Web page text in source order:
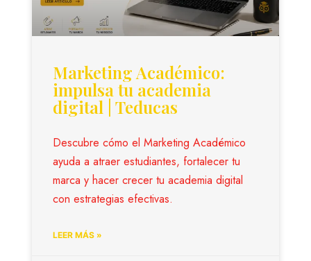
Marketing Académico:
impulsa tu academia
digital | Teducas
Descubre cómo el Marketing Académico
ayuda a atraer estudiantes, fortalecer tu
marca y hacer crecer tu academia digital
con estrategias efectivas.
LEER MÁS »